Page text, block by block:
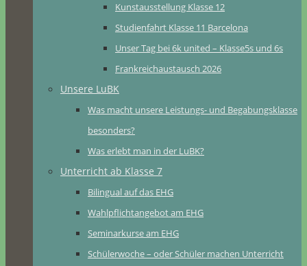
Kunstausstellung Klasse 12
Studienfahrt Klasse 11 Barcelona
Unser Tag bei 6k united – Klasse5s und 6s
Frankreichaustausch 2026
Unsere LuBK
Was macht unsere Leistungs- und Begabungsklasse
besonders?
Was erlebt man in der LuBK?
Unterricht ab Klasse 7
Bilingual auf das EHG
Wahlpflichtangebot am EHG
Seminarkurse am EHG
Schülerwoche – oder Schüler machen Unterricht